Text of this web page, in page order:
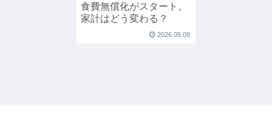
食費無償化がスタート。
家計はどう変わる？
2026.05.09